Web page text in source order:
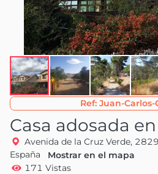
Ref: Juan-
Casa adosada
Avenida de la Cruz Verde,
España
Mostrar en el mapa
171 Vistas